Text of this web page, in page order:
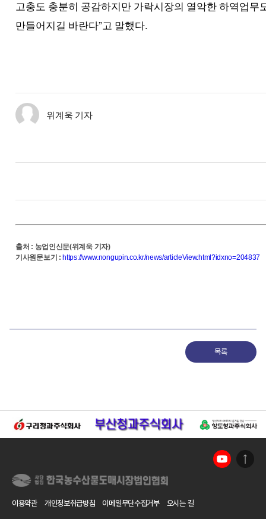
고충도 충분히 공감하지만 가락시장의 열악한 하역업
만들어지길 바란다”고 말했다.
위계욱 기자
출처 : 농업인신문(위계욱 기자)
기사원문보기 :https://www.nongupin.co.kr/news/articleView.html?idxno=204837
목록
이용약관 개인정보취급방침 이메일무단수집거부 오시는 길